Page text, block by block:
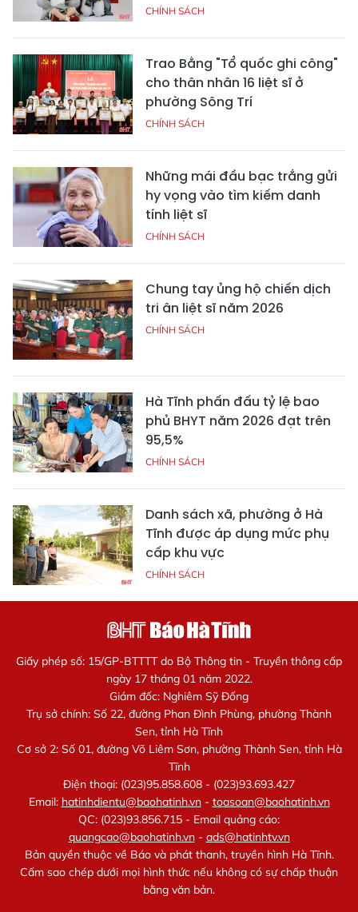
CHÍNH SÁCH
Trao Bằng "Tổ quốc ghi công"
cho thân nhân 16 liệt sĩ ở
phường Sông Trí
CHÍNH SÁCH
Những mái đầu bạc trắng gửi
hy vọng vào tìm kiếm danh
tính liệt sĩ
CHÍNH SÁCH
Chung tay ủng hộ chiến dịch
tri ân liệt sĩ năm 2026
CHÍNH SÁCH
Hà Tĩnh phấn đấu tỷ lệ bao
phủ BHYT năm 2026 đạt trên
95,5%
CHÍNH SÁCH
Danh sách xã, phường ở Hà
Tĩnh được áp dụng mức phụ
cấp khu vực
CHÍNH SÁCH
Giấy phép số: 15/GP-BTTTT do Bộ Thông tin - Truyền thông cấp
ngày 17 tháng 01 năm 2022.
Giám đốc: Nghiêm Sỹ Đống
Trụ sở chính: Số 22, đường Phan Đình Phùng, phường Thành
Sen, tỉnh Hà Tĩnh
Cơ sở 2: Số 01, đường Võ Liêm Sơn, phường Thành Sen, tỉnh Hà
Tĩnh
Điện thoại: (023)95.858.608 - (023)93.693.427
Email: hatinhdientu@baohatinh.vn- toasoan@baohatinh.vn
QC: (023)93.856.715 - Email quảng cáo:
quangcao@baohatinh.vn- ads@hatinhtv.vn
Bản quyền thuộc về Báo và phát thanh, truyền hình Hà Tĩnh.
Cấm sao chép dưới mọi hình thức nếu không có sự chấp thuận
bằng văn bản.